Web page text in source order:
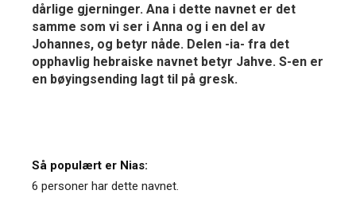
dårlige gjerninger. Ana i dette navnet er det
samme som vi ser i Anna og i en del av
Johannes, og betyr nåde. Delen -ia- fra det
opphavlig hebraiske navnet betyr Jahve. S-en er
en bøyingsending lagt til på gresk.
Så populært er Nias:
6 personer har dette navnet.